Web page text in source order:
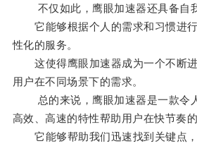
不仅如此，鹰眼加速器还具备自我
它能够根据个人的需求和习惯进行
性化的服务。
这使得鹰眼加速器成为一个不断进
用户在不同场景下的需求。
总的来说，鹰眼加速器是一款令
高效、高速的特性帮助用户在快节奏
它能够帮助我们迅速找到关键点，